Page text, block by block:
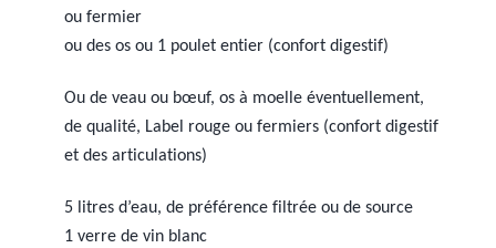
ou fermier
ou des os ou 1 poulet entier (confort digestif)
Ou de veau ou bœuf, os à moelle éventuellement,
de qualité, Label rouge ou fermiers (confort digestif
et des articulations)
5 litres d’eau, de préférence filtrée ou de source
1 verre de vin blanc